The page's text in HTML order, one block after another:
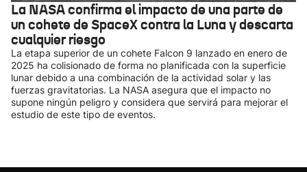
La NASA confirma el impacto de una parte de
un cohete de SpaceX contra la Luna y descarta
cualquier riesgo
La etapa superior de un cohete Falcon 9 lanzado en enero de
2025 ha colisionado de forma no planificada con la superficie
lunar debido a una combinación de la actividad solar y las
fuerzas gravitatorias. La NASA asegura que el impacto no
supone ningún peligro y considera que servirá para mejorar el
estudio de este tipo de eventos.